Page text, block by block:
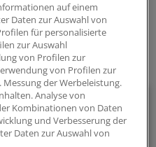
Sie Wissenswertes und
auf einem
Daten zur Auswahl von
für personalisierte
zur Auswahl
von Profilen zur
von Profilen zur
der Werbeleistung.
Analyse von
Kombinationen von Daten
und Verbesserung der
Daten zur Auswahl von